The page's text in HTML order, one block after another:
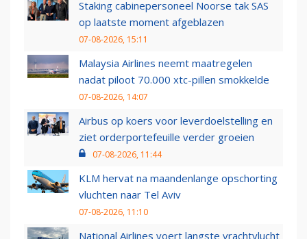
Staking cabinepersoneel Noorse tak SAS
op laatste moment afgeblazen
07-08-2026, 15:11
Malaysia Airlines neemt maatregelen
nadat piloot 70.000 xtc-pillen smokkelde
07-08-2026, 14:07
Airbus op koers voor leverdoelstelling en
ziet orderportefeuille verder groeien
07-08-2026, 11:44
KLM hervat na maandenlange opschorting
vluchten naar Tel Aviv
07-08-2026, 11:10
National Airlines voert langste vrachtvlucht